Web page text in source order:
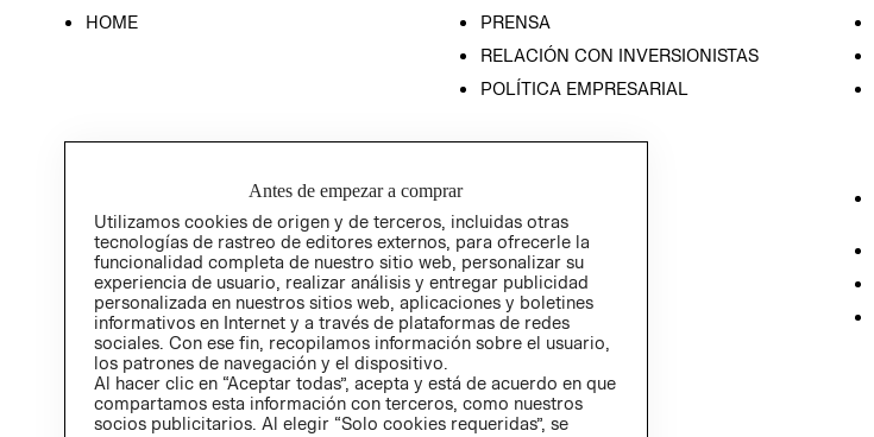
HOME
PRENSA
RELACIÓN CON INVERSIONISTAS
POLÍTICA EMPRESARIAL
Antes de empezar a comprar
Utilizamos cookies de origen y de terceros, incluidas otras
tecnologías de rastreo de editores externos, para ofrecerle la
funcionalidad completa de nuestro sitio web, personalizar su
experiencia de usuario, realizar análisis y entregar publicidad
personalizada en nuestros sitios web, aplicaciones y boletines
informativos en Internet y a través de plataformas de redes
sociales. Con ese fin, recopilamos información sobre el usuario,
los patrones de navegación y el dispositivo.
Al hacer clic en “Aceptar todas”, acepta y está de acuerdo en que
compartamos esta información con terceros, como nuestros
socios publicitarios. Al elegir “Solo cookies requeridas”, se